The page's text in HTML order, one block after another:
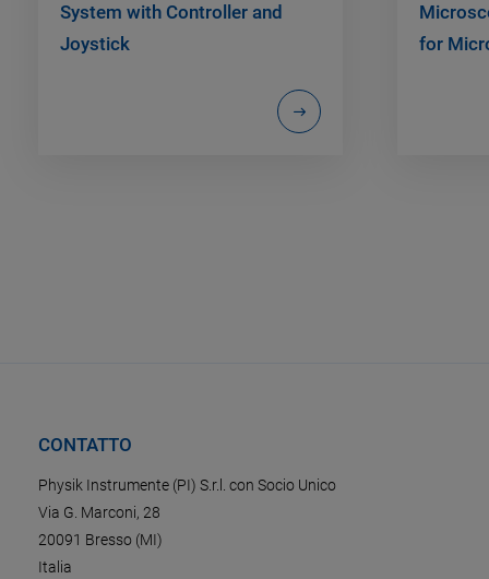
System with Controller and
Joystick
for
CONTATTO
Physik Instrumente (PI) S.r.l. con Socio Unico
Via G. Marconi, 28
20091 Bresso (MI)
Italia